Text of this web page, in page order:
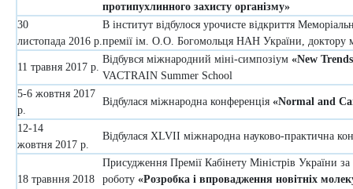
протипухлинного захисту організму»
30
листопада 2016 р.
В інститут відбулося урочисте відкриття
премії ім. О.О. Богомольця НАН України, доктору
11 травня 2017 р.
Відбувся міжнародний міні-симпозіум «New
VACTRAIN Summer School
5-6 жовтня 2017
р.
Відбулася міжнародна конференція «Normal and
12-14
жовтня 2017 р.
Відбулася XLVII міжнародна науково-практична
18 травння 2018
Присудження Премії Кабінету Міністрів України
роботу «Розробка і впровадження новітніх